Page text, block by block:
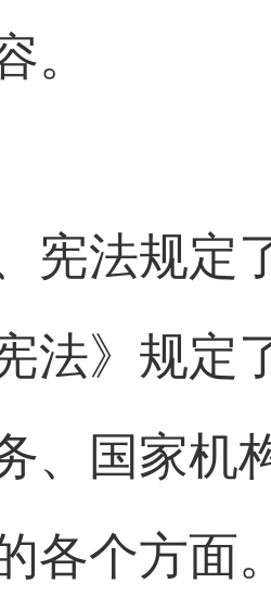
。
宪法规定
宪法》规
、国家机
各个方面